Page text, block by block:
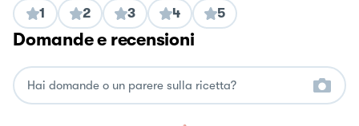
1 2 3 4 5
Domande e recensioni